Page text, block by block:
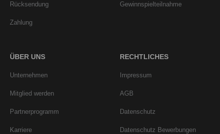
Rücksendung
Zahlung
Gewinnspielteilnahme
ÜBER UNS
Unternehmen
Mitglied werden
Partnerprogramm
Karriere
RECHTLICHES
Impressum
AGB
Datenschutz
Datenschutz Bewerbungen